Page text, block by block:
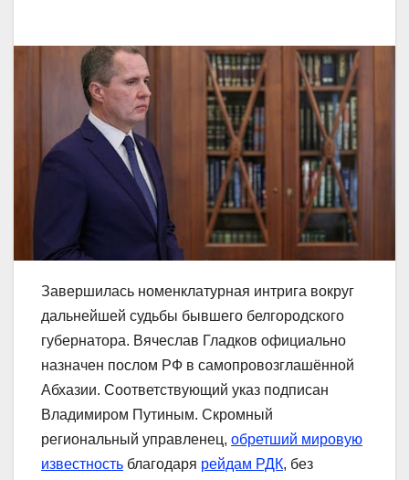
Завершилась номенклатурная интрига вокруг
дальнейшей судьбы бывшего белгородского
губернатора. Вячеслав Гладков официально
назначен послом РФ в самопровозглашённой
Абхазии. Соответствующий указ подписан
Владимиром Путиным. Скромный
региональный управленец, обретший мировую
известность благодаря рейдам РДК, без